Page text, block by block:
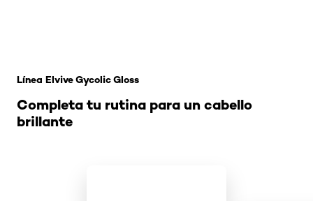
Completa tu rutina para un cabello
brillante
Línea Elvive Gycolic Gloss